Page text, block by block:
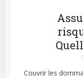
Couvrir les